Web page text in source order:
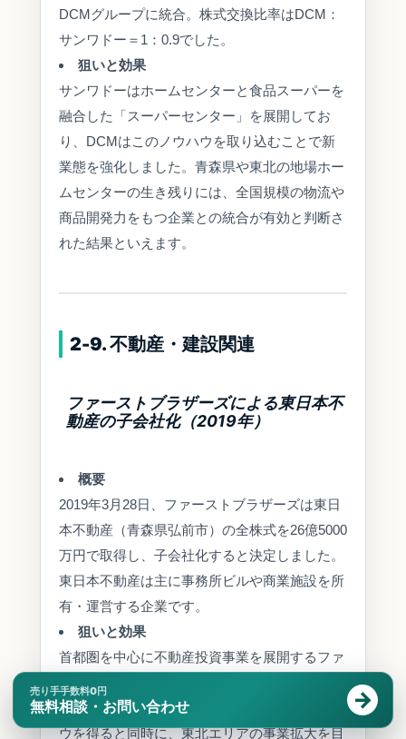
DCMグループに統合。株式交換比率はDCM：
サンワドー＝1：0.9でした。
狙いと効果
サンワドーはホームセンターと食品スーパーを
融合した「スーパーセンター」を展開してお
り、DCMはこのノウハウを取り込むことで新
業態を強化しました。青森県や東北の地場ホー
ムセンターの生き残りには、全国規模の物流や
商品開発力をもつ企業との統合が有効と判断さ
れた結果といえます。
2-9. 不動産・建設関連
ファーストブラザーズによる東日本不
動産の子会社化（2019年）
概要
2019年3月28日、ファーストブラザーズは東日
本不動産（青森県弘前市）の全株式を26億5000
万円で取得し、子会社化すると決定しました。
東日本不動産は主に事務所ビルや商業施設を所
有・運営する企業です。
狙いと効果
首都圏を中心に不動産投資事業を展開するファ
ーストブラザーズが、地方の不動産会社を直接
傘下に収めることで、地域密着型の運営ノウハ
ウを得ると同時に、東北エリアの事業拡大を目
売り手手数料0円
無料相談・お問い合わせ